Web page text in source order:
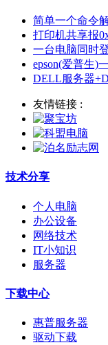
简单一个命令
打印机共享报
一台电脑同时
epson(爱普生)
DELL服务器
友情链接 :
技术分享
个人电脑
办公设备
网络技术
IT小知识
服务器
下载中心
惠普服务器
驱动下载